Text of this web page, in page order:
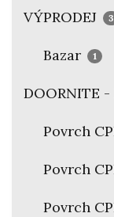
VÝPRODEJ 3
Bazar 1
DOORNITE
Povrch
Povrch
Povrch